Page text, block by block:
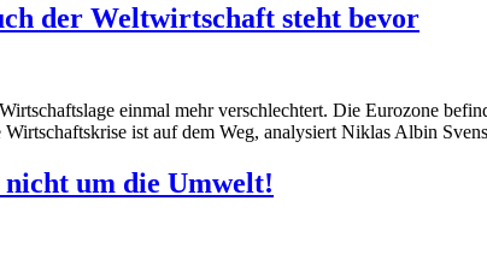
der Weltwirtschaft steht bevor
einmal mehr verschlechtert. Die Eurozone
ist auf dem Weg, analysiert Niklas Albin
nicht um die Umwelt!